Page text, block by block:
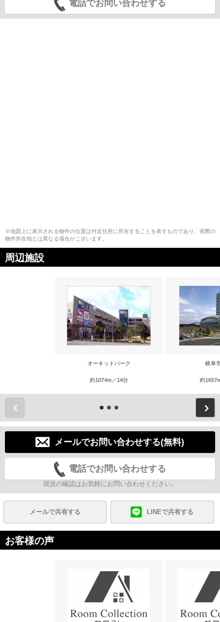
電話でお問い合わせする
※地図上に表示される物件の位置は付近住所に所在することを表すものであり、実際の
物件所在地とは異なる場合がございます。
周辺施設
オーキッドパーク
約1074m／14分
岐阜
約
メールでお問い合わせする(無料)
電話でお問い合わせする
現況の確認はお気軽にお問い合わせください。
メールで共有する LINEで共有する
お客様の声